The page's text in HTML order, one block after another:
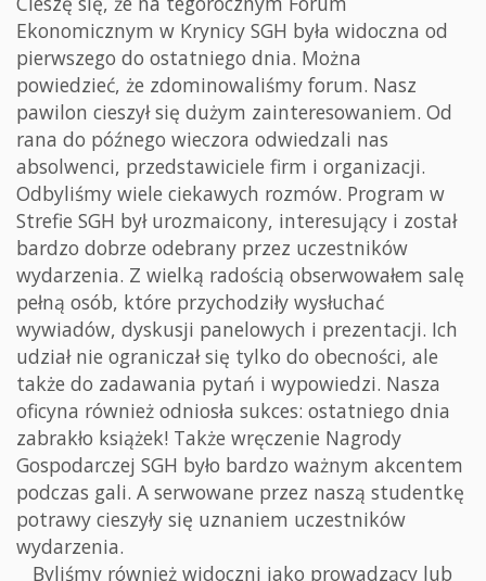
Ekonomicznym w Krynicy SGH była widoczna od
pierwszego do ostatniego dnia. Można
powiedzieć, że zdominowaliśmy forum. Nasz
pawilon cieszył się dużym zainteresowaniem. Od
rana do późnego wieczora odwiedzali nas
absolwenci, przedstawiciele firm i organizacji.
Odbyliśmy wiele ciekawych rozmów. Program w
Strefie SGH był urozmaicony, interesujący i został
bardzo dobrze odebrany przez uczestników
wydarzenia. Z wielką radością obserwowałem salę
pełną osób, które przychodziły wysłuchać
wywiadów, dyskusji panelowych i prezentacji. Ich
udział nie ograniczał się tylko do obecności, ale
także do zadawania pytań i wypowiedzi. Nasza
oficyna również odniosła sukces: ostatniego dnia
zabrakło książek! Także wręczenie Nagrody
Gospodarczej SGH było bardzo ważnym akcentem
podczas gali. A serwowane przez naszą studentkę
potrawy cieszyły się uznaniem uczestników
wydarzenia.
Byliśmy również widoczni jako prowadzący lub